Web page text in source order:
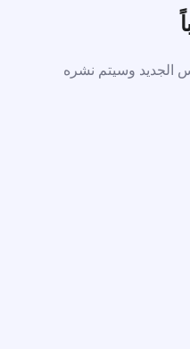
الجديد وسيتم نشره